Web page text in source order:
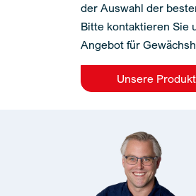
der Auswahl der
Bitte kontaktieren Sie
Angebot für
Unsere